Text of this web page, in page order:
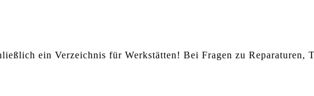
ein Verzeichnis für Werkstätten! Bei Fragen zu Reparaturen,